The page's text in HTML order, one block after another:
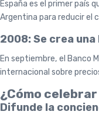
España es el primer país
Argentina para reducir el
2008: Se crea
En septiembre, el Banco
internacional sobre
¿Cómo
Difunde la